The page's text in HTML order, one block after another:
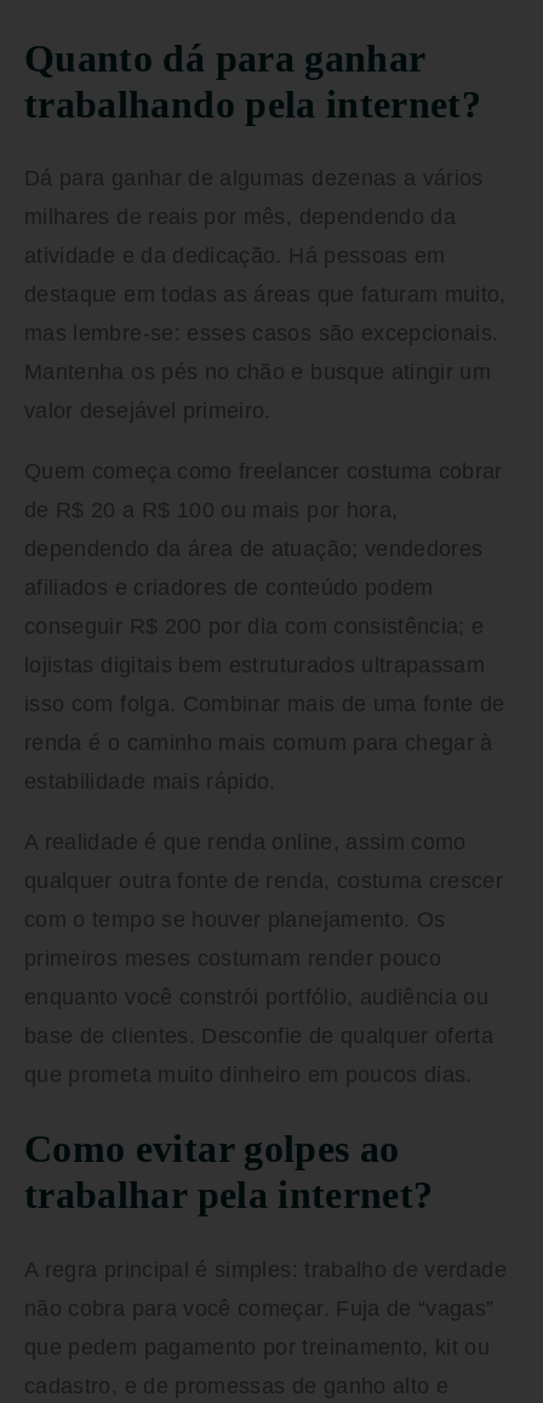
Quanto dá para ganhar
trabalhando pela internet?
Dá para ganhar de algumas dezenas a vários
milhares de reais por mês, dependendo da
atividade e da dedicação. Há pessoas em
destaque em todas as áreas que faturam muito,
mas lembre-se: esses casos são excepcionais.
Mantenha os pés no chão e busque atingir um
valor desejável primeiro.
Quem começa como freelancer costuma cobrar
de R$ 20 a R$ 100 ou mais por hora,
dependendo da área de atuação; vendedores
afiliados e criadores de conteúdo podem
conseguir R$ 200 por dia com consistência; e
lojistas digitais bem estruturados ultrapassam
isso com folga. Combinar mais de uma fonte de
renda é o caminho mais comum para chegar à
estabilidade mais rápido.
A realidade é que renda online, assim como
qualquer outra fonte de renda, costuma crescer
com o tempo se houver planejamento. Os
primeiros meses costumam render pouco
enquanto você constrói portfólio, audiência ou
base de clientes. Desconfie de qualquer oferta
que prometa muito dinheiro em poucos dias.
Como evitar golpes ao
trabalhar pela internet?
A regra principal é simples: trabalho de verdade
não cobra para você começar. Fuja de “vagas”
que pedem pagamento por treinamento, kit ou
cadastro, e de promessas de ganho alto e